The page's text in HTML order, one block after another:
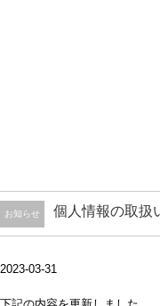
お知らせ 個人情報の取扱
2023-03-31